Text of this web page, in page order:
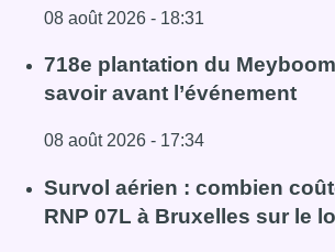
08 août 2026 - 18:31
Lire l'article L’Union Saint-Gilloise
718e plantation du
savoir avant l’événement
08 août 2026 - 17:34
Lire l'article 718e plantation du
Survol aérien : combien
RNP 07L à Bruxelles sur le